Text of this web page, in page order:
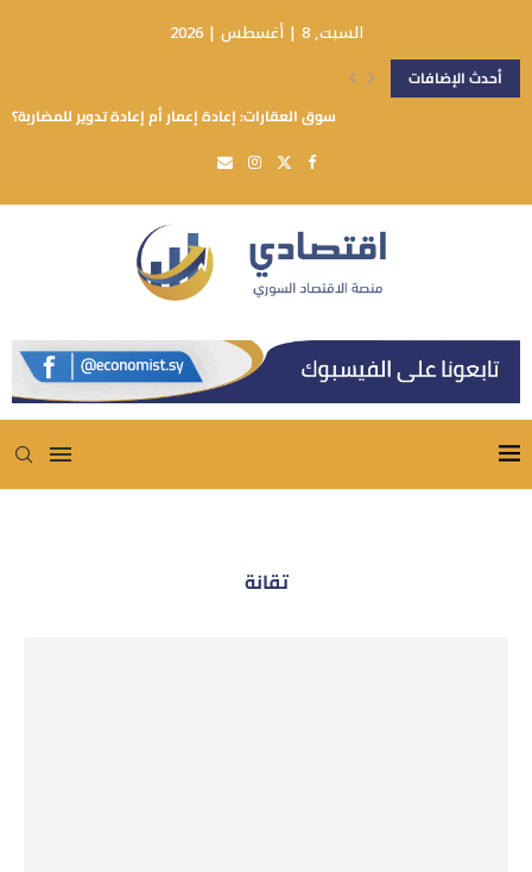
السبت, 8 | أغسطس | 2026
أحدث الإضافات
سوق العقارات: إعادة إعمار أم إعادة تدوير للمضاربة؟
تقانة